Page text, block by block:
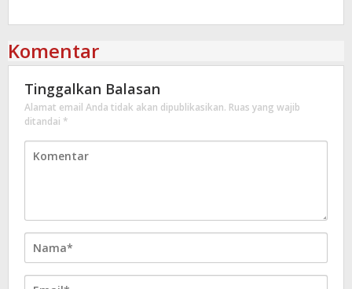
Komentar
Tinggalkan Balasan
Alamat email Anda tidak akan dipublikasikan. Ruas yang wajib
ditandai *